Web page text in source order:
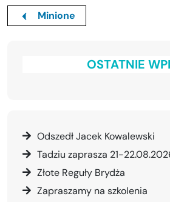
Minione
OSTATNIE
Odszedł Jacek Kowalewski
Tadziu zaprasza 21-
Złote Reguły Brydża
Zapraszamy na szkolenia